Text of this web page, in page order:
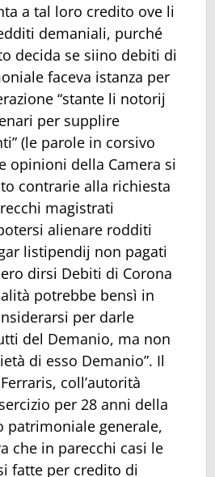
a tal loro credito ove li
demaniali, purché
decida se siino debiti di
faceva istanza per
“stante li notorij
per supplire
(le parole in corsivo
opinioni della Camera si
contrarie alla richiesta
magistrati
alienare rodditi
listipendij non pagati
dirsi Debiti di Corona
potrebbe bensì in
per darle
del Demanio, ma non
di esso Demanio”. Il
coll’autorità
per 28 anni della
patrimoniale generale,
che in parecchi casi le
fatte per credito di